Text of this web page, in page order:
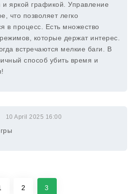
и яркой графикой. Управление
что позволяет легко
в процесс. Есть множество
которые держат интерес.
встречаются мелкие баги. В
способ убить время и
10 April 2025 16:00
2 3